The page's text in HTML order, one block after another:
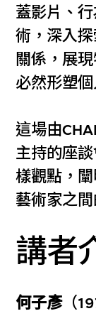
蓋影片、
術，深入
關係，展
必然形塑
這場由
主持的座
樣觀點，
藝術家之
講者
何子彥（